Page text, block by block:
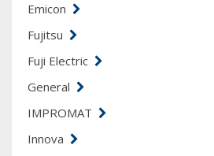
Emicon
Fujitsu
Fuji Electric
General
IMPROMAT
Innova